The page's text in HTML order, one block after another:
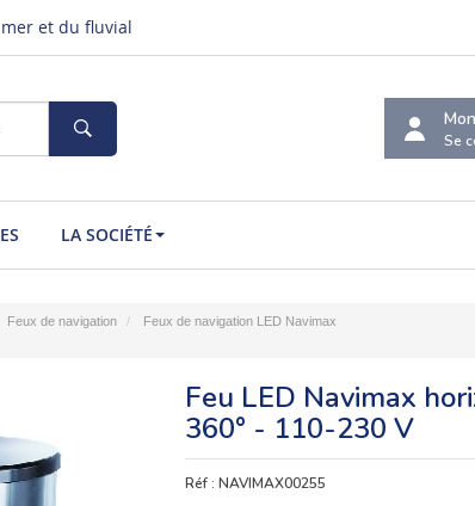
et du fluvial
Se
LA SOCIÉTÉ
Feux de navigation
Feux de navigation LED Navimax
Feu LED Navimax
360° - 110-230 V
Réf :NAVIMAX00255